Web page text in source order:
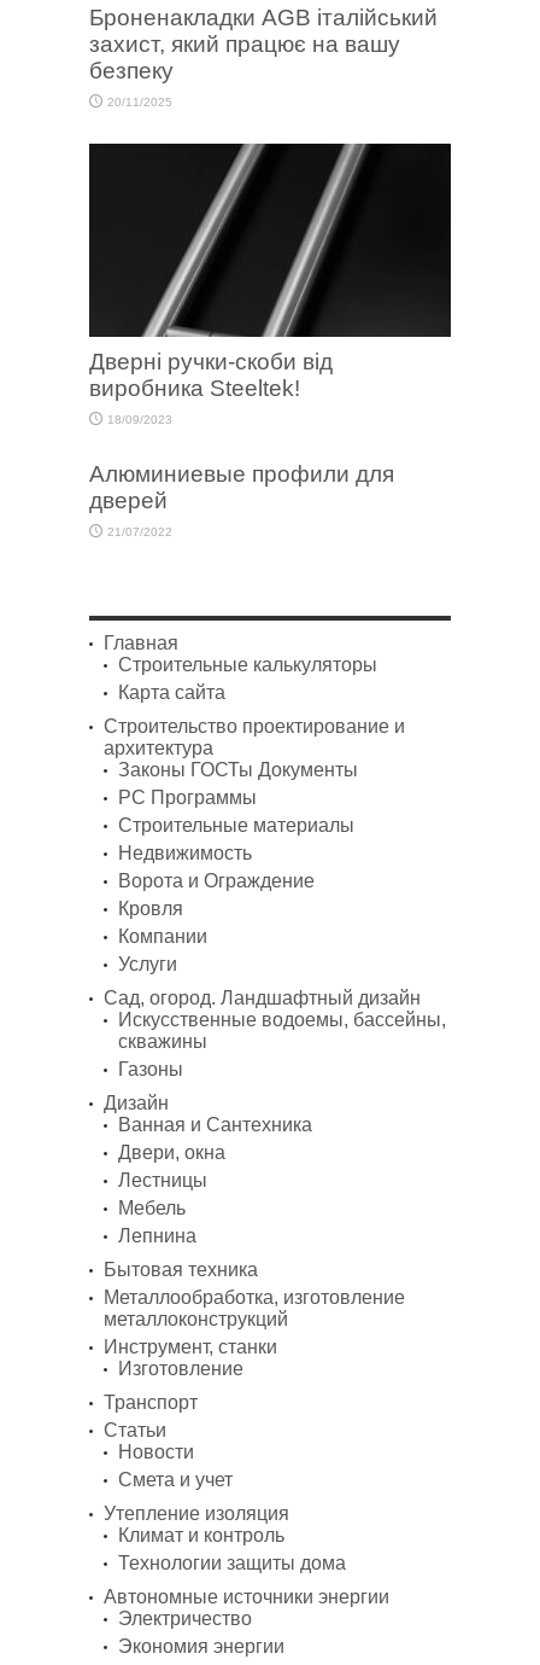
Броненакладки AGB італійський
захист, який працює на вашу
безпеку
20/11/2025
Дверні ручки-скоби від
виробника Steeltek!
18/09/2023
Алюминиевые профили для
дверей
21/07/2022
Главная
Строительные калькуляторы
Карта сайта
Строительство проектирование и
архитектура
Законы ГОСТы Документы
PC Программы
Строительные материалы
Недвижимость
Ворота и Ограждение
Кровля
Компании
Услуги
Сад, огород. Ландшафтный дизайн
Искусственные водоемы, бассейны,
скважины
Газоны
Дизайн
Ванная и Сантехника
Двери, окна
Лестницы
Мебель
Лепнина
Бытовая техника
Металлообработка, изготовление
металлоконструкций
Инструмент, станки
Изготовление
Транспорт
Статьи
Новости
Смета и учет
Утепление изоляция
Климат и контроль
Технологии защиты дома
Автономные источники энергии
Электричество
Экономия энергии